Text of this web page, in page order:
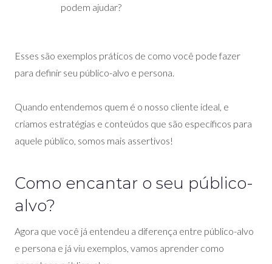
podem ajudar?
Esses são exemplos práticos de como você pode fazer
para definir seu público-alvo e persona.
Quando entendemos quem é o nosso cliente ideal, e
criamos estratégias e conteúdos que são específicos para
aquele público, somos mais assertivos!
Como encantar o seu público-
alvo?
Agora que você já entendeu a diferença entre público-alvo
e persona e já viu exemplos, vamos aprender como